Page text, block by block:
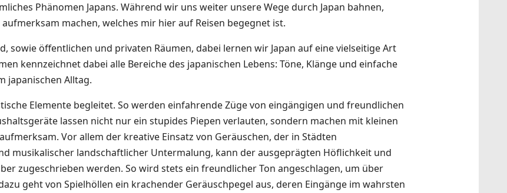
Phänomen Japans. Während wir uns weiter unsere Wege durch Japan bahnen,
machen, welches mir hier auf Reisen begegnet ist.
sowie öffentlichen und privaten Räumen, dabei lernen wir Japan auf eine vielseitige Art
kennzeichnet dabei alle Bereiche des japanischen Lebens: Töne, Klänge und einfache
japanischen Alltag.
Elemente begleitet. So werden einfahrende Züge von eingängigen und freundlichen
lassen nicht nur ein stupides Piepen verlauten, sondern machen mit kleinen
Vor allem der kreative Einsatz von Geräuschen, der in Städten
musikalischer landschaftlicher Untermalung, kann der ausgeprägten Höflichkeit und
zugeschrieben werden. So wird stets ein freundlicher Ton angeschlagen, um über
geht von Spielhöllen ein krachender Geräuschpegel aus, deren Eingänge im wahrsten